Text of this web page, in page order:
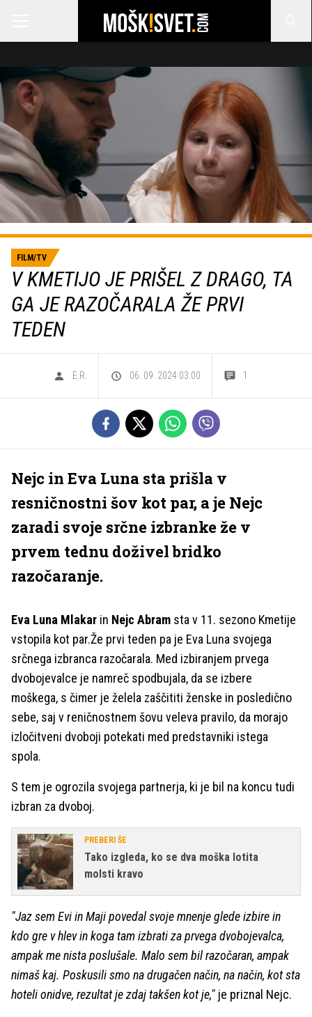
FILM/TV
V KMETIJO JE PRIŠEL Z DRAGO, TA
GA JE RAZOČARALA ŽE PRVI
TEDEN
E.R. 06. 09. 2024 03.00 1
Nejc in Eva Luna sta prišla v
resničnostni šov kot par, a je Nejc
zaradi svoje srčne izbranke že v
prvem tednu doživel bridko
razočaranje.
Eva Luna Mlakar in Nejc Abram sta v 11. sezono Kmetije
vstopila kot par.Že prvi teden pa je Eva Luna svojega
srčnega izbranca razočarala. Med izbiranjem prvega
dvobojevalce je namreč spodbujala, da se izbere
moškega, s čimer je želela zaščititi ženske in posledično
sebe, saj v reničnostnem šovu veleva pravilo, da morajo
izločitveni dvoboji potekati med predstavniki istega
spola.
S tem je ogrozila svojega partnerja, ki je bil na koncu tudi
izbran za dvoboj.
PREBERI ŠE
Tako izgleda, ko se dva moška lotita
molsti kravo
"Jaz sem Evi in Maji povedal svoje mnenje glede izbire in
kdo gre v hlev in koga tam izbrati za prvega dvobojevalca,
ampak me nista poslušale. Malo sem bil razočaran, ampak
nimaš kaj. Poskusili smo na drugačen način, na način, kot sta
hoteli onidve, rezultat je zdaj takšen kot je," je priznal Nejc.